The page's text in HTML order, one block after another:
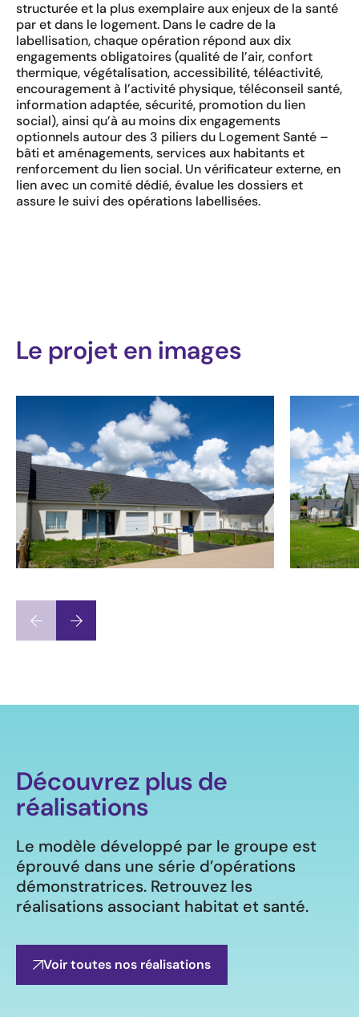
structurée et la plus exemplaire aux enjeux de la santé
par et dans le logement. Dans le cadre de la
labellisation, chaque opération répond aux dix
engagements obligatoires (qualité de l’air, confort
thermique, végétalisation, accessibilité, téléactivité,
encouragement à l’activité physique, téléconseil santé,
information adaptée, sécurité, promotion du lien
social), ainsi qu’à au moins dix engagements
optionnels autour des 3 piliers du Logement Santé –
bâti et aménagements, services aux habitants et
renforcement du lien social. Un vérificateur externe, en
lien avec un comité dédié, évalue les dossiers et
assure le suivi des opérations labellisées.
Le projet en images
Découvrez plus de
réalisations
Le modèle développé par le groupe est
éprouvé dans une série d’opérations
démonstratrices. Retrouvez les
réalisations associant habitat et santé.
Voir toutes nos réalisations